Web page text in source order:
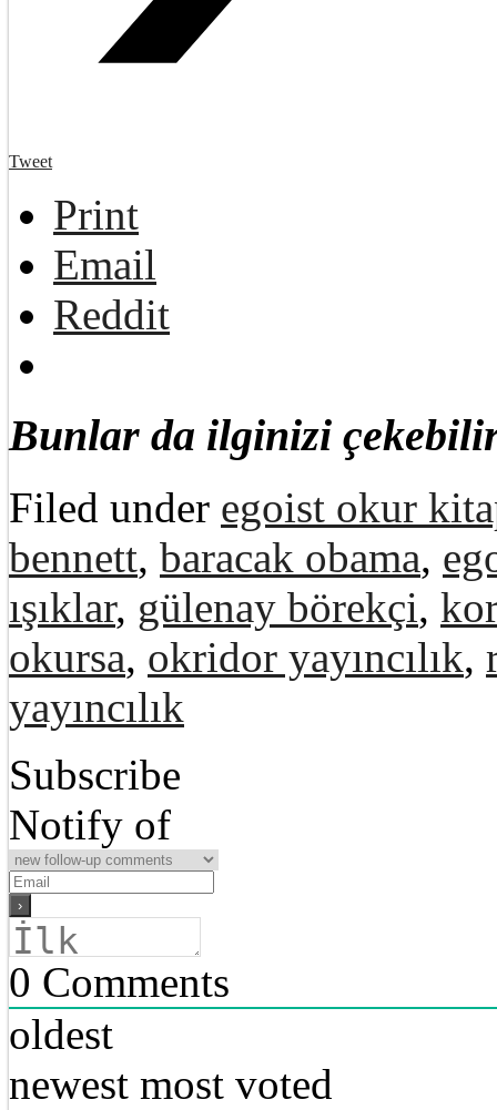
Tweet
Print
Email
Reddit
Bunlar da ilginizi
Filed under egoist okur
bennett, baracak obama,
ışıklar, gülenay börekçi,
okursa, okridor yayıncılık,
yayıncılık
Subscribe
Notify of
0 Comments
oldest
newest most voted